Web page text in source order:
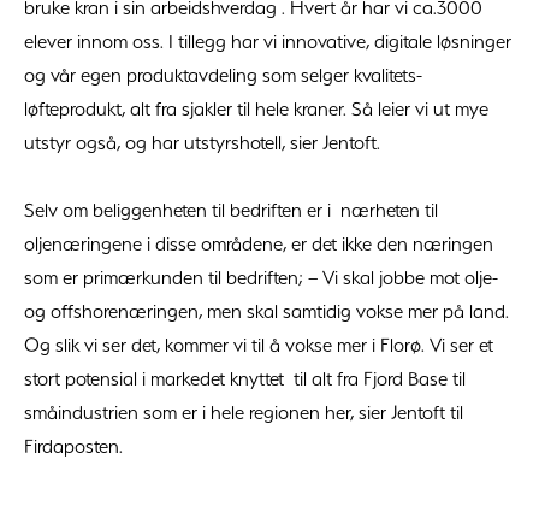
bruke kran i sin arbeidshverdag . Hvert år har vi ca.3000
elever innom oss. I tillegg har vi innovative, digitale løsninger
og vår egen produktavdeling som selger kvalitets-
løfteprodukt, alt fra sjakler til hele kraner. Så leier vi ut mye
utstyr også, og har utstyrshotell, sier Jentoft.
Selv om beliggenheten til bedriften er i nærheten til
oljenæringene i disse områdene, er det ikke den næringen
som er primærkunden til bedriften; – Vi skal jobbe mot olje-
og offshorenæringen, men skal samtidig vokse mer på land.
Og slik vi ser det, kommer vi til å vokse mer i Florø. Vi ser et
stort potensial i markedet knyttet til alt fra Fjord Base til
småindustrien som er i hele regionen her, sier Jentoft til
Firdaposten.